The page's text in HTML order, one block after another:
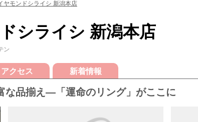
ヤモンドシライシ 新潟本店
シライシ 新潟本店
ン
アクセス 新着情報
な品揃え―「運命のリング」がここに